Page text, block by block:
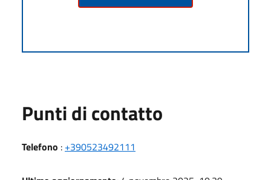
Punti di contatto
Telefono : +390523492111